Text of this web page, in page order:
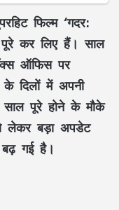
फिल्म ‘गदर:
कर लिए हैं। साल
ऑफिस पर
दिलों में अपनी
पूरे होने के मौके
लेकर बड़ा अपडेट
गई है।